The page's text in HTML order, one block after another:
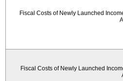
Fiscal Costs of Newly Launched
Fiscal Costs of Newly Launched